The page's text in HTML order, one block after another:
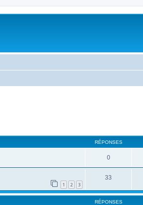
RÉPONSES
0
1 2 3
33
RÉPONSES